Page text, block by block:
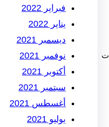
فبراير 2022
يناير 2022
ديسمبر 2021
نوفمبر 2021
أكتوبر 2021
سبتمبر 2021
أغسطس 2021
يوليو 2021